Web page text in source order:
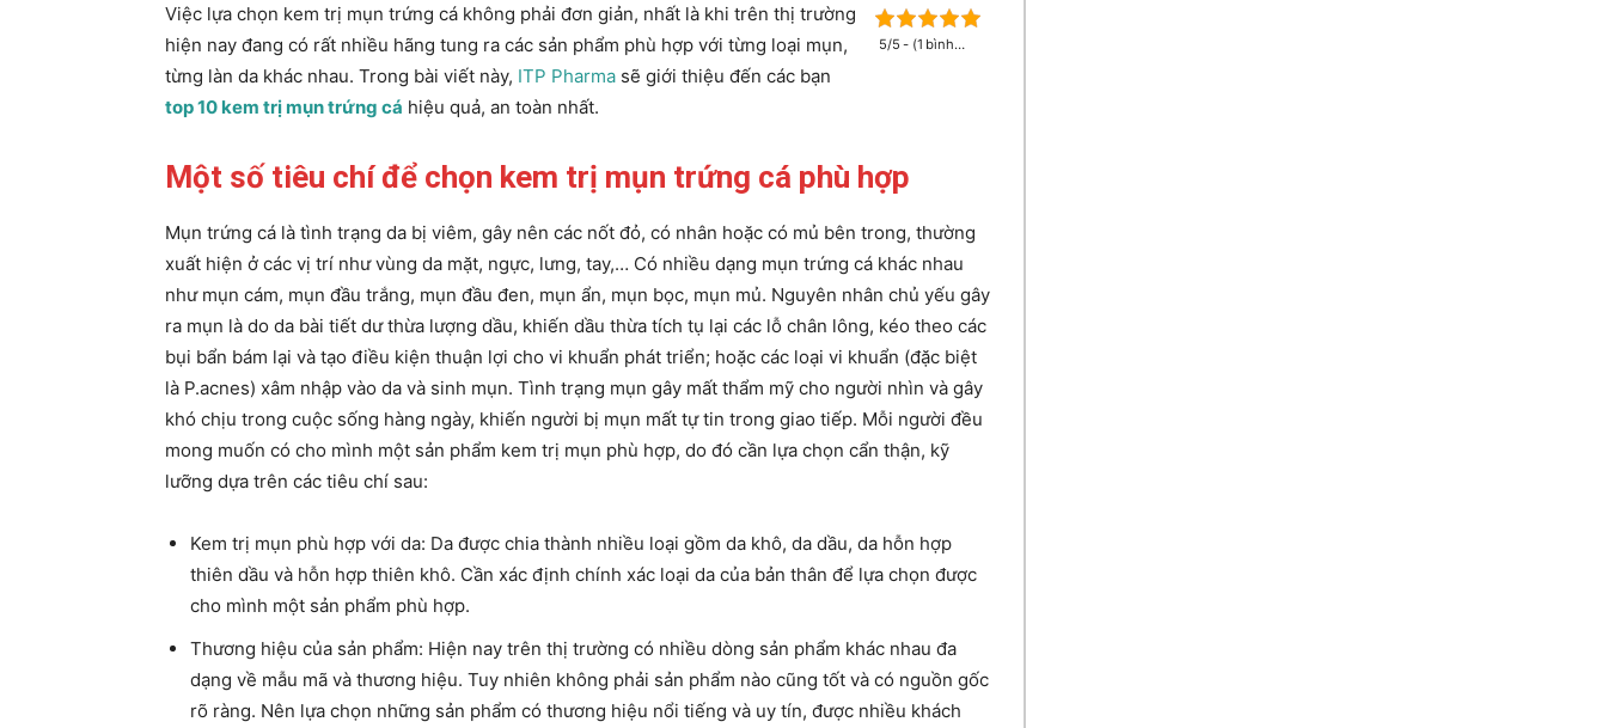
5/5 - (1 bình
Việc lựa chọn kem trị mụn trứng cá không phải đơn giản, nhất là khi trên thị trường
hiện nay đang có rất nhiều hãng tung ra các sản phẩm phù hợp với từng loại mụn,
từng làn da khác nhau. Trong bài viết này, ITP Pharma sẽ giới thiệu đến các bạn
top 10 kem trị mụn trứng cá hiệu quả, an toàn nhất.
Một số tiêu chí để chọn kem trị mụn trứng cá phù hợp
Mụn trứng cá là tình trạng da bị viêm, gây nên các nốt đỏ, có nhân hoặc có mủ bên trong, thường
xuất hiện ở các vị trí như vùng da mặt, ngực, lưng, tay,… Có nhiều dạng mụn trứng cá khác nhau
như mụn cám, mụn đầu trắng, mụn đầu đen, mụn ẩn, mụn bọc, mụn mủ. Nguyên nhân chủ yếu gây
ra mụn là do da bài tiết dư thừa lượng dầu, khiến dầu thừa tích tụ lại các lỗ chân lông, kéo theo các
bụi bẩn bám lại và tạo điều kiện thuận lợi cho vi khuẩn phát triển; hoặc các loại vi khuẩn (đặc biệt
là P.acnes) xâm nhập vào da và sinh mụn. Tình trạng mụn gây mất thẩm mỹ cho người nhìn và gây
khó chịu trong cuộc sống hàng ngày, khiến người bị mụn mất tự tin trong giao tiếp. Mỗi người đều
mong muốn có cho mình một sản phẩm kem trị mụn phù hợp, do đó cần lựa chọn cẩn thận, kỹ
lưỡng dựa trên các tiêu chí sau:
Kem trị mụn phù hợp với da: Da được chia thành nhiều loại gồm da khô, da dầu, da hỗn hợp
thiên dầu và hỗn hợp thiên khô. Cần xác định chính xác loại da của bản thân để lựa chọn được
cho mình một sản phẩm phù hợp.
Thương hiệu của sản phẩm: Hiện nay trên thị trường có nhiều dòng sản phẩm khác nhau đa
dạng về mẫu mã và thương hiệu. Tuy nhiên không phải sản phẩm nào cũng tốt và có nguồn gốc
rõ ràng. Nên lựa chọn những sản phẩm có thương hiệu nổi tiếng và uy tín, được nhiều khách